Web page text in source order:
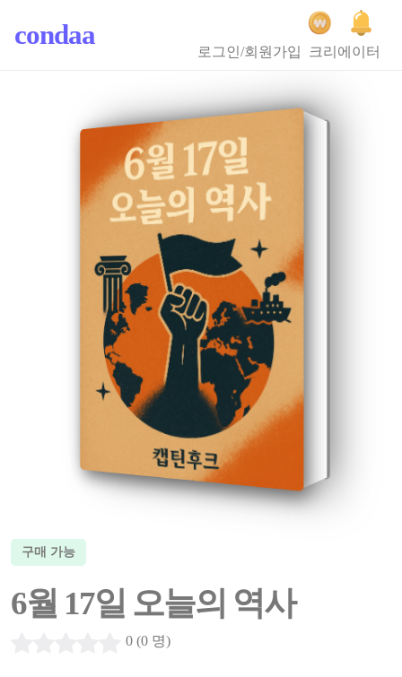
condaa
로그인/회원가입 크리에이터
구매 가능
6월 17일 오늘의 역사
0 (0 명)